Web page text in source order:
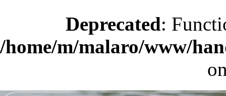
Deprecated:
/home/m/malaro/www/